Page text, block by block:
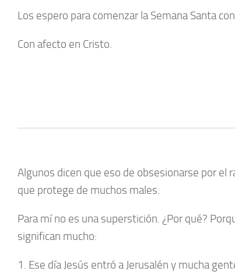
Los espero para comenzar la Semana Santa
Con afecto en Cristo.
Algunos dicen que eso de obsesionarse por el
que protege de muchos males.
Para mí no es una superstición. ¿Por qué?
significan mucho:
1. Ese día Jesús entró a Jerusalén y mucha